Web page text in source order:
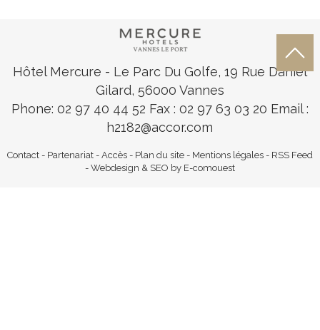
Hôtel Mercure - Le Parc Du Golfe, 19 Rue Daniel
Gilard, 56000 Vannes
Phone: 02 97 40 44 52 Fax : 02 97 63 03 20 Email :
h2182@accor.com
Contact- Partenariat- Accès- Plan du site- Mentions légales- RSS Feed
- Webdesign & SEO by E-comouest